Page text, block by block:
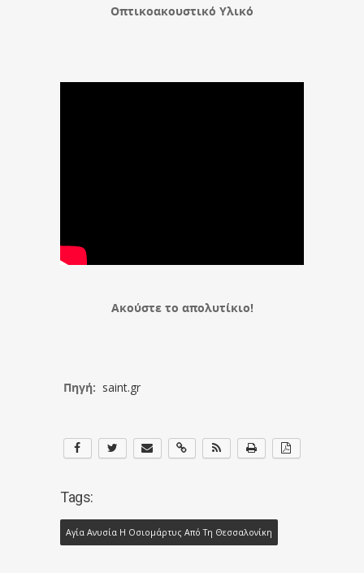
Οπτικοακουστικό Υλικό
Ακούστε το απολυτίκιο!
Πηγή: saint.gr
Tags:
Αγία Ανυσία Η Οσιομάρτυς Από Τη Θεσσαλονίκη